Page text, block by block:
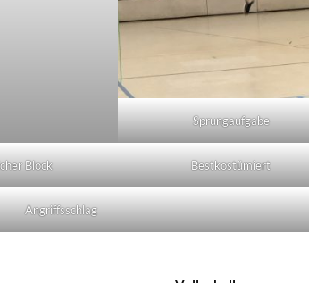
Sprungaufgabe
Block Bestkostümiert
Angriffsschlag